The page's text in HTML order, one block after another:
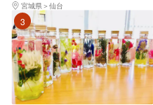
宮城県
仙台